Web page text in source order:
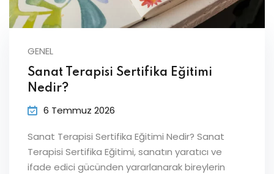
GENEL
Sanat Terapisi Sertifika Eğitimi
Nedir?
6 Temmuz 2026
Sanat Terapisi Sertifika Eğitimi Nedir? Sanat
Terapisi Sertifika Eğitimi, sanatın yaratıcı ve
ifade edici gücünden yararlanarak bireylerin